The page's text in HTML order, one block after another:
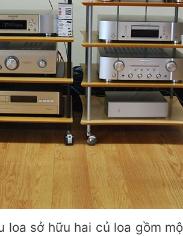
loa sở hữu hai củ loa gồm